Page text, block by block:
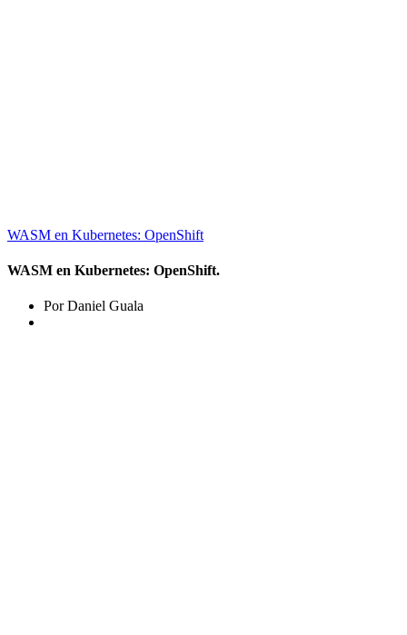
WASM en Kubernetes: OpenShift
WASM en Kubernetes: OpenShift.
Por Daniel Guala